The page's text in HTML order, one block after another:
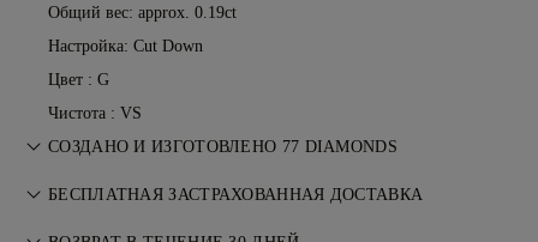
Общий вес: approx. 0.19ct
Настройка: Cut Down
Цвет : G
Чистота : VS
СОЗДАНО И ИЗГОТОВЛЕНО 77 DIAMONDS
Искусство ювелирного мастерства, воплощённое
БЕСПЛАТНАЯ ЗАСТРАХОВАННАЯ ДОСТАВКА
Все почтовые расходы бесплатны, независимо от того, где